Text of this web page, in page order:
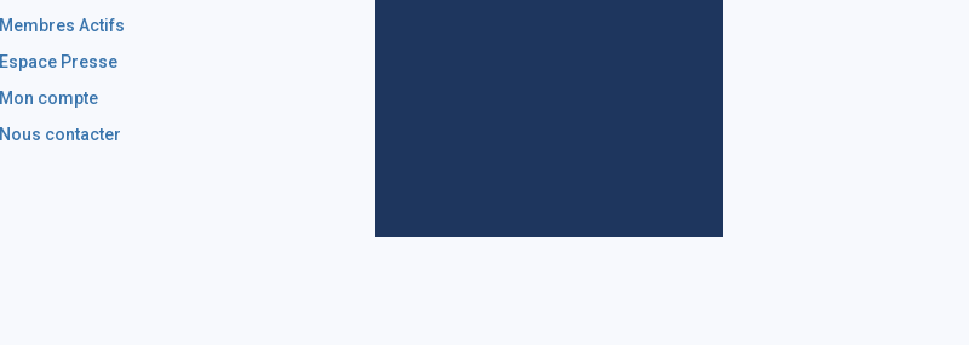
Membres Actifs
Espace Presse
Mon compte
Nous contacter